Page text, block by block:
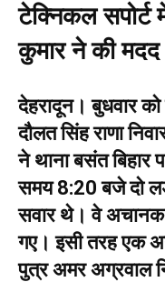
टेक्निकल
कुमार ने की मदद
देहरादून। बुधवार को
दौलत सिंह राणा
ने थाना बसंत बिहार
समय 8:20 बजे दो
सवार थे। वे अचानक
गए। इसी तरह एक
पुत्र अमर अग्रवाल